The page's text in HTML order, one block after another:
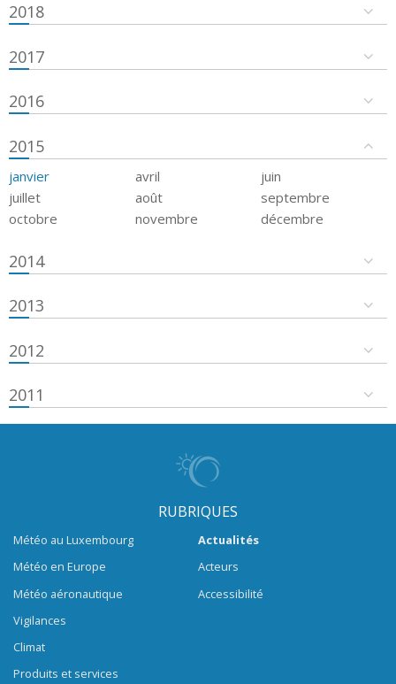
2018
2017
2016
2015
janvier avril
juin
juillet
août
septembre
octobre
novembre décembre
2014
2013
2012
2011
RUBRIQUES
Météo au Luxembourg
Météo en Europe
Météo aéronautique
Vigilances
Climat
Produits et services
Actualités
Acteurs
Accessibilité